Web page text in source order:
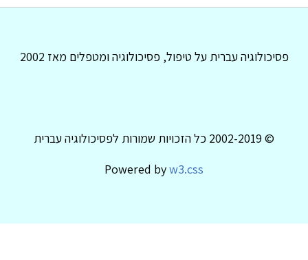
פסיכולוגיה עברית על טיפול, פסיכולוגיה ומטפלים מאז 2002
© 2002-2019 כל הזכויות שמורות לפסיכולוגיה עברית
Powered byw3.css